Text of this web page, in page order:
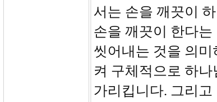
서는 손을 깨끗이
손을 깨끗이 한다
씻어내는 것을 의
켜 구체적으로 하
가리킵니다. 그리